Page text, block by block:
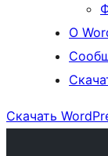
О
Скачать